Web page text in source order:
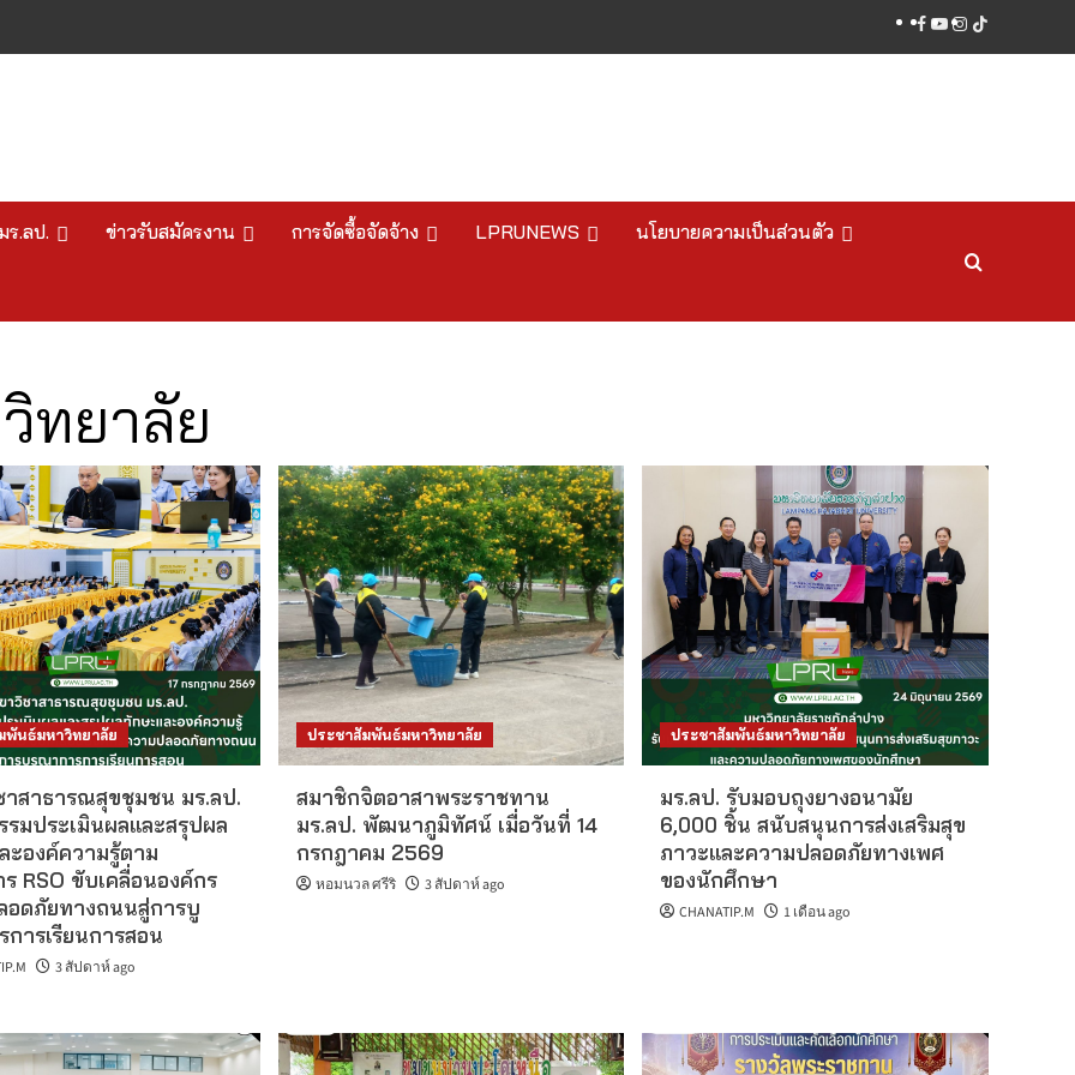
facebook
youtube
instagram
tiktok
ร.ลป. ข่าวรับสมัครงาน การจัดซื้อจัดจ้าง LPRUNEWS นโยบายความเป็นส่วนตัว
ทยาลัย
พันธ์มหาวิทยาลัย
าสาธารณสุขชุมชน มร.ลป.
มประเมินผลและสรุปผล
ะองค์ความรู้ตาม
RSO ขับเคลื่อนองค์กร
อดภัยทางถนนสู่การบู
ารเรียนการสอน
3 สัปดาห์ ago
ประชาสัมพันธ์มหาวิทยาลัย
สมาชิกจิตอาสาพระราชทาน
มร.ลป. พัฒนาภูมิทัศน์ เมื่อวันที่ 14
กรกฎาคม 2569
หอมนวล ศรีริ 3 สัปดาห์ ago
ประชาสัมพันธ์มหาวิทยาลัย
มร.ลป. รับมอบถุงยางอนามัย
6,000 ชิ้น สนับสนุนการส่งเสริมสุข
ภาวะและความปลอดภัยทางเพศ
ของนักศึกษา
CHANATIP.M 1 เดือน ago